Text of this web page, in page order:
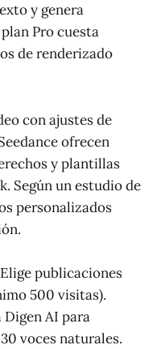
y genera
Pro cuesta
de renderizado
con ajustes de
ofrecen
y plantillas
Según un estudio de
personalizados
publicaciones
500 visitas).
Digen AI para
voces naturales.